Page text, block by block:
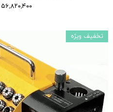
۵۶,۸۲۰,۴۰۰ تومان
تخفیف ویژه